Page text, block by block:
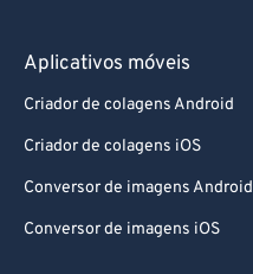
Aplicativos móveis
Criador de colagens Android
Criador de colagens iOS
Conversor de imagens Android
Conversor de imagens iOS